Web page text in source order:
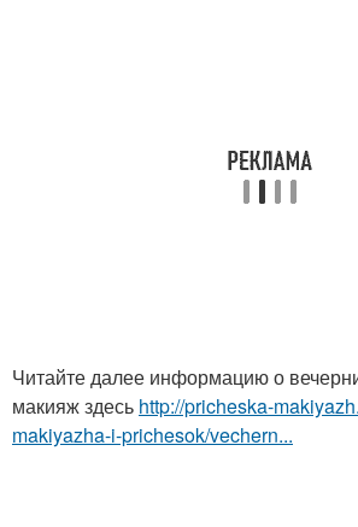
Читайте далее информацию о
макияж здесь http://pricheska-
makiyazha-i-prichesok/vechern...